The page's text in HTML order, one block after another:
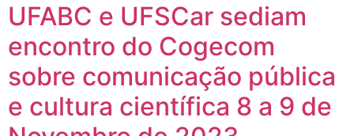
UFABC e UFSCar sediam
encontro do Cogecom
sobre comunicação pública
e cultura científica 8 a 9 de